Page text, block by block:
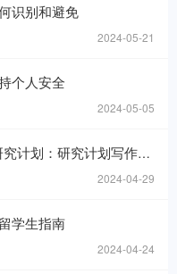
识别和避免
2024-05-21
个人安全
2024-05-05
研究计划写作的七个要素
2024-04-29
学生指南
2024-04-24